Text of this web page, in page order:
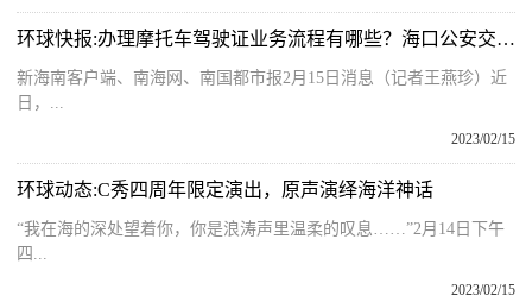
环球快报:办理摩托车驾驶证业务流程有哪些？海口公安交警发布最新提醒
新海南客户端、南海网、南国都市报2月15日消息（记者王燕珍）近
日，...
2023/02/15
环球动态:C秀四周年限定演出，原声演绎海洋神话
“我在海的深处望着你，你是浪涛声里温柔的叹息……”2月14日下午
四...
2023/02/15